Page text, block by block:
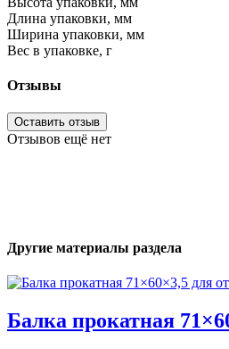
Длина упаковки, мм
Ширина упаковки, мм
Вес в упаковке, г
Отзывы
Оставить отзыв
Отзывов ещё нет
Другие материалы раздела
Балка прокатная